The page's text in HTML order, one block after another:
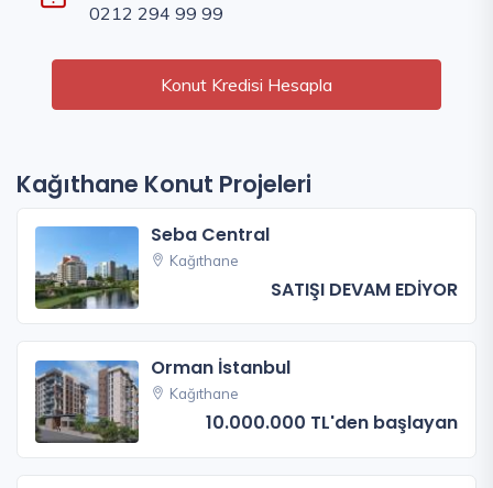
0212 294 99 99
Konut Kredisi Hesapla
Kağıthane Konut Projeleri
Seba Central
Kağıthane
SATIŞI DEVAM EDİYOR
Orman İstanbul
Kağıthane
10.000.000 TL'den başlayan